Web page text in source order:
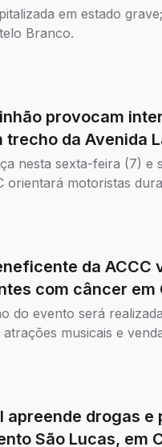
em estado
Branco.
provocam
trecho da Avenida
nesta sexta-feira (7) e
orientará motoristas
da
com câncer em
do evento será
musicais e
apreende drogas
São Lucas, em